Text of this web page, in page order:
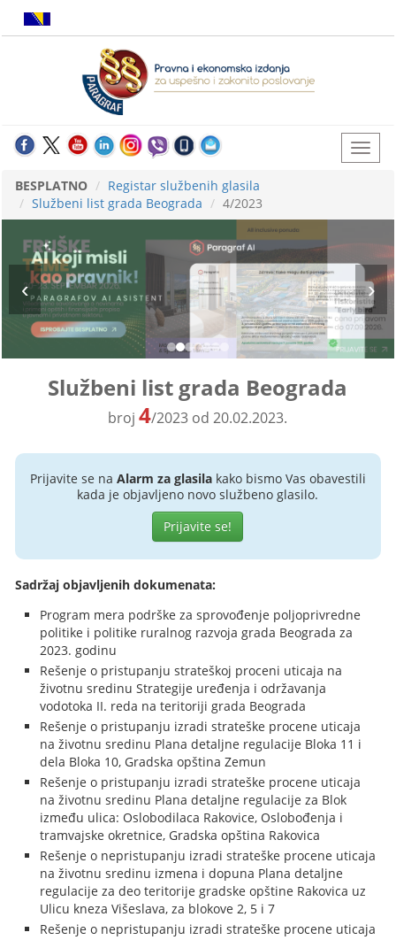
BESPLATNO
Registar službenih glasila
Službeni list grada Beograda
4/2023
Službeni list grada Beograda
broj4/2023 od 20.02.2023.
Prijavite se na Alarm za glasilakako bismo Vas obavestili
kada je objavljeno novo službeno glasilo.
Prijavite se!
Sadržaj objavljenih dokumenata:
Program mera podrške za sprovođenje poljoprivredne
politike i politike ruralnog razvoja grada Beograda za
2023. godinu
Rešenje o pristupanju strateškoj proceni uticaja na
životnu sredinu Strategije uređenja i održavanja
vodotoka II. reda na teritoriji grada Beograda
Rešenje o pristupanju izradi strateške procene uticaja
na životnu sredinu Plana detaljne regulacije Bloka 11 i
dela Bloka 10, Gradska opština Zemun
Rešenje o pristupanju izradi strateške procene uticaja
na životnu sredinu Plana detaljne regulacije za Blok
između ulica: Oslobodilaca Rakovice, Oslobođenja i
tramvajske okretnice, Gradska opština Rakovica
Rešenje o nepristupanju izradi strateške procene uticaja
na životnu sredinu izmena i dopuna Plana detaljne
regulacije za deo teritorije gradske opštine Rakovica uz
Ulicu kneza Višeslava, za blokove 2, 5 i 7
Rešenje o nepristupanju izradi strateške procene uticaja